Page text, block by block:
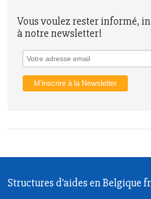
Vous voulez rester informé,
à notre newsletter!
Structures d'aides en Belgique